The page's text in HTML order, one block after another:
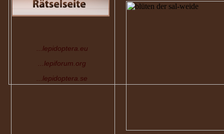
...lepidoptera.eu
...lepiforum.org
...lepidoptera.se